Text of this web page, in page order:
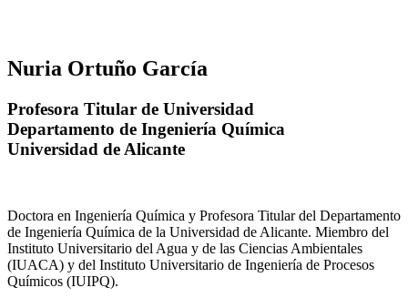
Nuria Ortuño García
Profesora Titular de Universidad
Departamento de Ingeniería Química
Universidad de Alicante
Doctora en Ingeniería Química y Profesora Titular del Departamento
de Ingeniería Química de la Universidad de Alicante. Miembro del
Instituto Universitario del Agua y de las Ciencias Ambientales
(IUACA) y del Instituto Universitario de Ingeniería de Procesos
Químicos (IUIPQ).